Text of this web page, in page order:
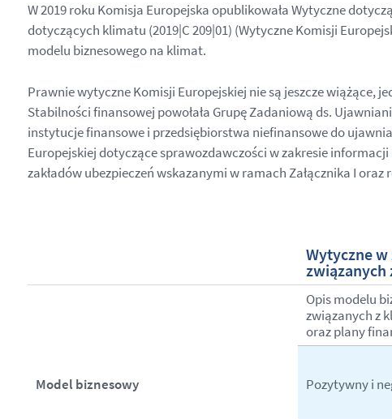
W 2019 roku Komisja Europejska opublikowała Wytyczne
dotyczących klimatu (2019|C 209|01) (Wytyczne Komisji
modelu biznesowego na klimat.
Prawnie wytyczne Komisji Europejskiej nie są jeszcze wiążące,
Stabilności finansowej powołała Grupę Zadaniową ds.
instytucje finansowe i przedsiębiorstwa niefinansowe do
Europejskiej dotyczące sprawozdawczości w zakresie
zakładów ubezpieczeń wskazanymi w ramach Załącznika I
Wytyczne
związanych
Model biznesowy
Opis modelu
związanych z
oraz plany
Pozytywny i